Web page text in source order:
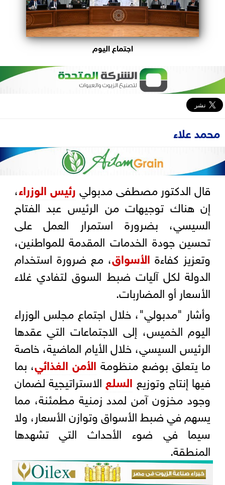
اجتماع اليوم
محمد علاء
قال الدكتور مصطفى مدبوليرئيس الوزراء،
إن هناك توجيهات من الرئيس عبد الفتاح
السيسي، بضرورة استمرار العمل على
تحسين جودة الخدمات المقدمة للمواطنين،
وتعزيز كفاءة الأسواق، مع ضرورة استخدام
الدولة لكل آليات ضبط السوق لتفادي غلاء
الأسعار أو المضاربات.
وأشار "مدبولي"، خلال اجتماع مجلس الوزراء
اليوم الخميس، إلى الاجتماعات التي عقدها
الرئيس السيسي، خلال الأيام الماضية، خاصة
ما يتعلق بوضع منظومة الأمن الغذائي، بما
فيها إنتاج وتوزيع السلع الاستراتيجية لضمان
وجود مخزون آمن لمدد زمنية مطمئنة، مما
يسهم في ضبط الأسواق وتوازن الأسعار، ولا
سيما في ضوء الأحداث التي تشهدها
المنطقة.